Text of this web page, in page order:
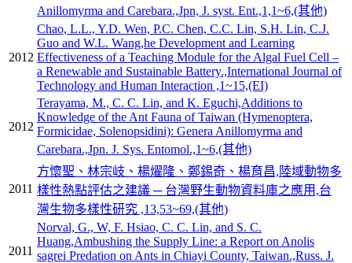
Anillomyrma and Carebara.,Jpn, J. syst. Ent.,1,1~6,(其他)
2012
Chao, L.L., Y.D. Wen, P.C. Chen, C.C. Lin, S.H. Lin, C.J.
Guo and W.L. Wang,he Development and Learning
Effectiveness of a Teaching Module for the Algal Fuel Cell –
a Renewable and Sustainable Battery.,International Journal of
Technology and Human Interaction ,1~15,(EI)
2012
Terayama, M., C. C. Lin, and K. Eguchi,Additions to
Knowledge of the Ant Fauna of Taiwan (Hymenoptera,
Formicidae, Solenopsidini): Genera Anillomyrma and
Carebara.,Jpn. J. Sys. Entomol.,1~6,(其他)
2011
方懷聖、林宗岐、楊燿隆、鄭錫奇、楊育昌,陸域動物多
樣性熱點評估之建議 ─ 台灣野生動物資料庫之應用,台
灣生物多樣性研究 ,13,53~69,(其他)
2011
Norval, G., W, F. Hsiao, C. C. Lin, and S. C.
Huang,Ambushing the Supply Line: a Report on Anolis
sagrei Predation on Ants in Chiayi County, Taiwan.,Russ. J.